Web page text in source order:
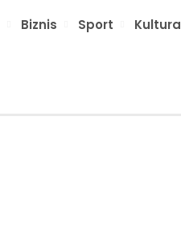
Biznis Sport Kultura